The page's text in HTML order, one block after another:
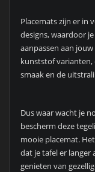
Placemats zijn er in
designs, waardoor
aanpassen aan
kunststof varianten,
smaak en de
Dus waar wacht je
bescherm deze
mooie placemat.
dat je tafel er langer
genieten van